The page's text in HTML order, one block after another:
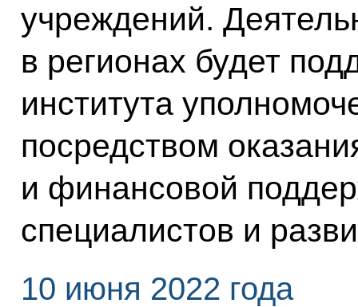
учреждений.
в регионах будет
института
посредством
и финансовой
специалистов и
10 июня 2022 года